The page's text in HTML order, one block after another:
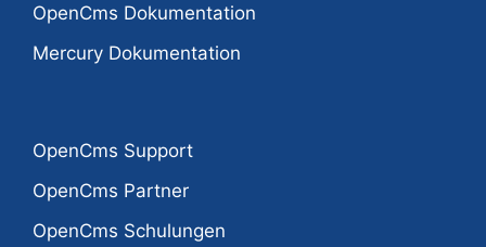
OpenCms Dokumentation
Mercury Dokumentation
OpenCms Support
OpenCms Partner
OpenCms Schulungen